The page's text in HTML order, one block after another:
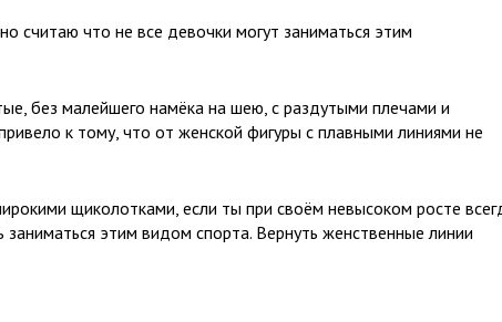
считаю что не все девочки могут заниматься этим
без малейшего намёка на шею, с раздутыми плечами и
к тому, что от женской фигуры с плавными линиями не
щиколотками, если ты при своём невысоком росте
этим видом спорта. Вернуть женственные линии